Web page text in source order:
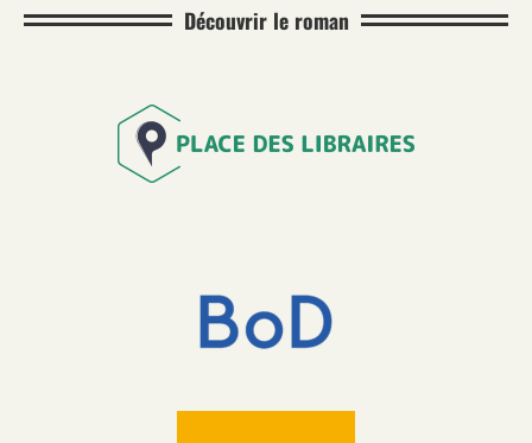
Découvrir le roman